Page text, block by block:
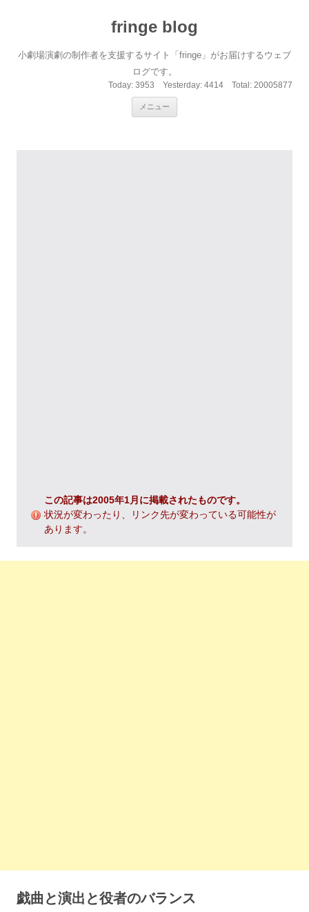
fringe blog
小劇場演劇の制作者を支援するサイト「fringe」がお届けするウェブ
ログです。
Today: 3953 Yesterday: 4414 Total: 20005877
メニュー
この記事は2005年1月に掲載されたものです。
状況が変わったり、リンク先が変わっている可能性が
あります。
戯曲と演出と役者のバランス